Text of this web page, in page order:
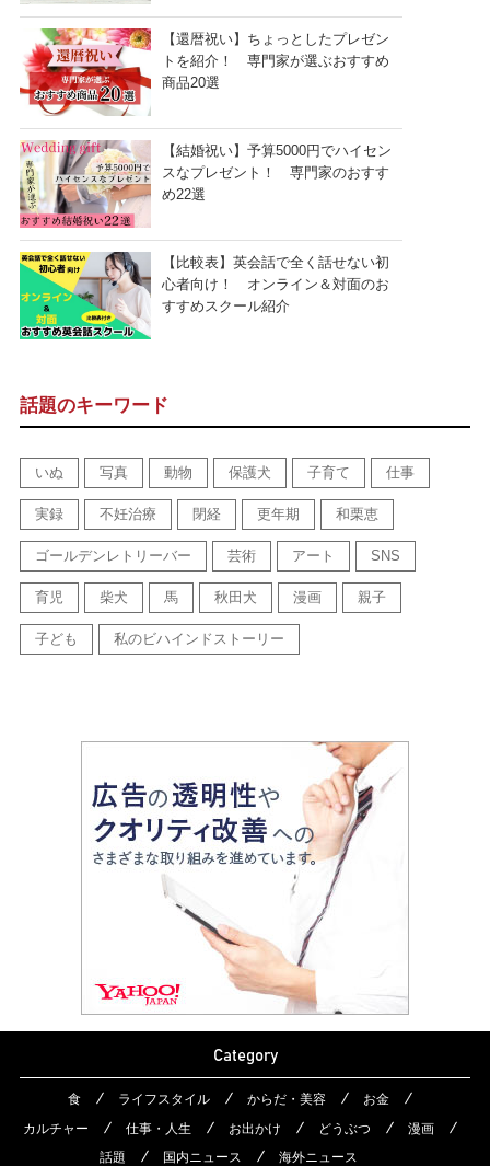
【還暦祝い】ちょっとしたプレゼン
トを紹介！ 専門家が選ぶおすすめ
商品20選
【結婚祝い】予算5000円でハイセン
スなプレゼント！ 専門家のおすす
め22選
【比較表】英会話で全く話せない初
心者向け！ オンライン＆対面のお
すすめスクール紹介
話題のキーワード
いぬ 写真 動物 保護犬 子育て 仕事
実録 不妊治療 閉経 更年期 和栗恵
ゴールデンレトリーバー 芸術 アート SNS
育児 柴犬 馬 秋田犬 漫画 親子
子ども 私のビハインドストーリー
Category
食 ライフスタイル からだ・美容
お金
カルチャー
仕事・人生 お出かけ どうぶつ
漫画
話題
国内ニュース 海外ニュース